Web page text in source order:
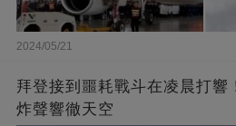
2024/05/21
拜登接到噩耗戰斗在凌晨打響
炸聲響徹天空